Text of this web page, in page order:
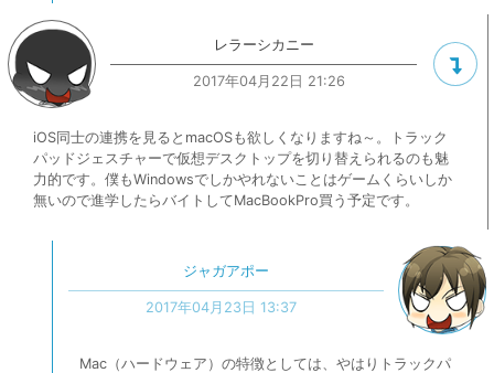
レラーシカニー
2017年04月22日 21:26
iOS同士の連携を見るとmacOSも欲しくなりますね～。トラック
パッドジェスチャーで仮想デスクトップを切り替えられるのも魅
力的です。僕もWindowsでしかやれないことはゲームくらいしか
無いので進学したらバイトしてMacBookPro買う予定です。
ジャガアポー
2017年04月23日 13:37
Mac（ハードウェア）の特徴としては、やはりトラックパ